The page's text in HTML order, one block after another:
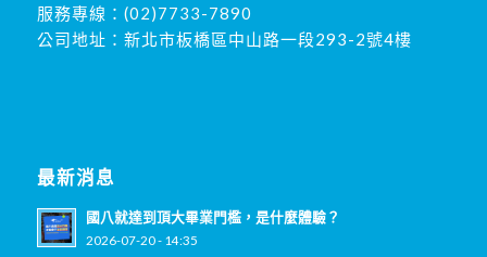
服務專線： (02)7733-7890
公司地址：新北市板橋區中山路一段293-2號4樓
最新消息
國八就達到頂大畢業門檻，是什麼體驗？
2026-07-20 - 14:35